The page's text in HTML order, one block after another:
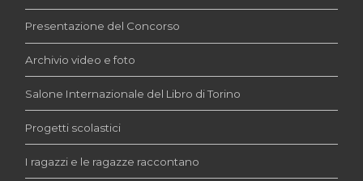
Presentazione del Concorso
Archivio video e foto
Salone Internazionale del Libro di Torino
Progetti scolastici
I ragazzi e le ragazze raccontano